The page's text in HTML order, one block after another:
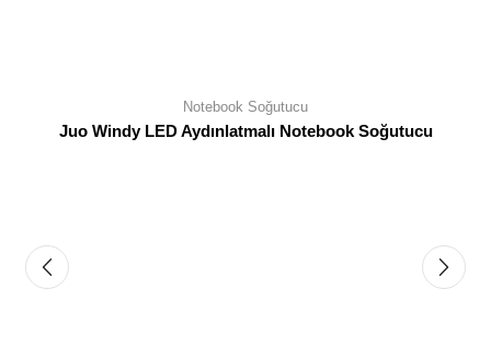
Notebook Soğutucu
Juo Windy LED Aydınlatmalı Notebook Soğutucu